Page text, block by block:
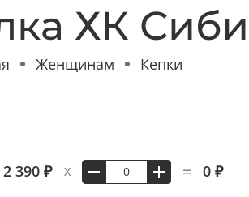
ХК
Женщинам Кепки
2 390 ₽ X = 0 ₽